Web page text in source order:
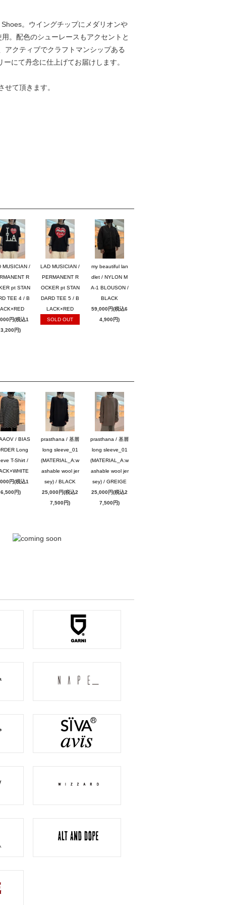
。ウイングチップにメダリオンや
。配色のシューレースもアクセントと
アクティブでクラフトマンシップある
にて丹念に仕上げてお届けします。
て頂きます。
MUSICIAN /
R
pt STAN
TEE 4 / B
円(税込1
3,200円)
LAD MUSICIAN /
PERMANENT R
OCKER pt STAN
DARD TEE 5 / B
LACK×RED
SOLD OUT
my beautiful lan
dlet / NYLON M
A-1 BLOUSON /
BLACK
59,000円(税込6
4,900円)
/ BIAS
Long
T-Shirt /
円(税込1
6,500円)
prasthana / 基層
long sleeve_01
(MATERIAL_A:w
ashable wool jer
sey) / BLACK
25,000円(税込2
7,500円)
prasthana / 基層
long sleeve_01
(MATERIAL_A:w
ashable wool jer
sey) / GREIGE
25,000円(税込2
7,500円)